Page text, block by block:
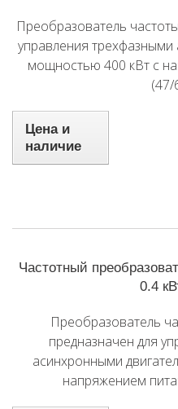
Преобразователь
управления
мощностью 400 кВт с
(47/
Цена и
наличие
Частотный
0.4
Преобразователь
предназначен для
асинхронными
напряжением